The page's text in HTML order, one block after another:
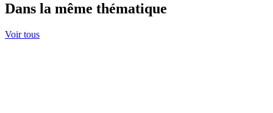
Dans la même thématique
Voir tous